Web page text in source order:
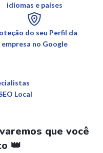
idiomas e países
do seu Perfil da
empresa no Google
Local
que você
👑